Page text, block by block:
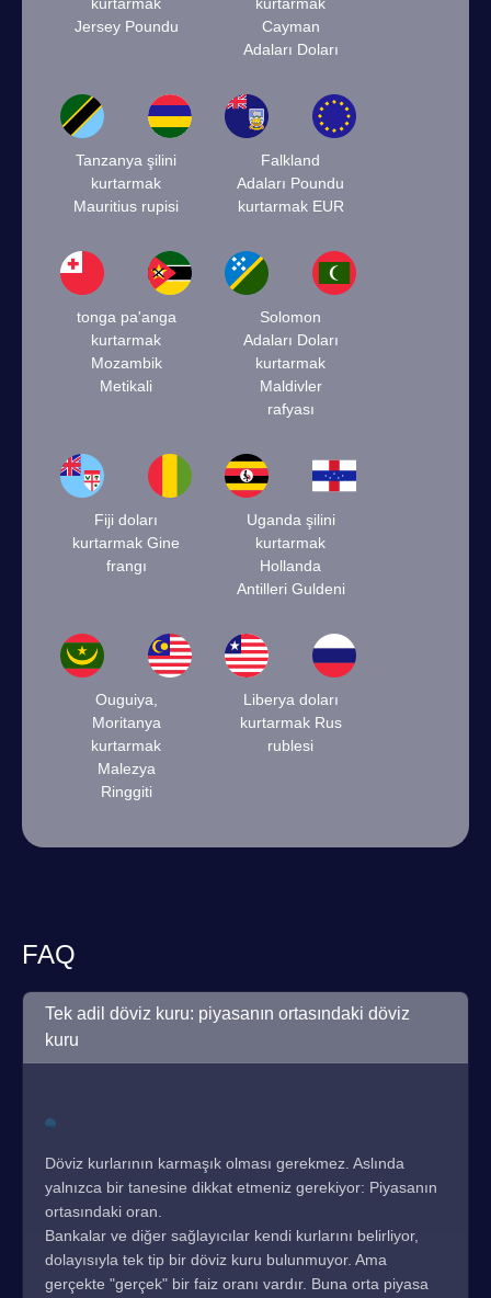
Jersey Poundu
Cayman
Adaları Doları
Tanzanya şilini
kurtarmak
Mauritius rupisi
Falkland
Adaları Poundu
kurtarmak EUR
tonga pa'anga
kurtarmak
Mozambik
Metikali
Solomon
Adaları Doları
kurtarmak
Maldivler
rafyası
Fiji doları
kurtarmak Gine
frangı
Uganda şilini
kurtarmak
Hollanda
Antilleri Guldeni
Ouguiya,
Moritanya
kurtarmak
Malezya
Ringgiti
Liberya doları
kurtarmak Rus
rublesi
FAQ
Tek adil döviz kuru: piyasanın ortasındaki döviz
kuru
Döviz kurlarının karmaşık olması gerekmez. Aslında
yalnızca bir tanesine dikkat etmeniz gerekiyor: Piyasanın
ortasındaki oran.
Bankalar ve diğer sağlayıcılar kendi kurlarını belirliyor,
dolayısıyla tek tip bir döviz kuru bulunmuyor. Ama
gerçekte "gerçek" bir faiz oranı vardır. Buna orta piyasa